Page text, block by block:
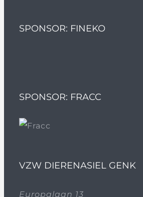
SPONSOR: FINEKO
SPONSOR: FRACC
VZW DIERENASIEL GENK
Europalaan 13